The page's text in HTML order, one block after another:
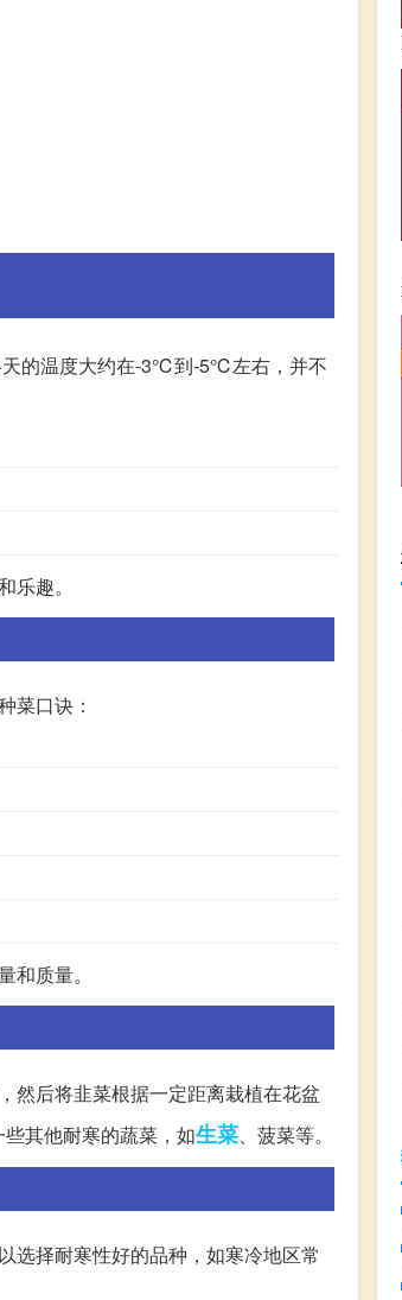
天的温度大约在-3℃到-5℃左右，并不
趣。
菜口诀：
质量。
然后将韭菜根据一定距离栽植在花盆
其他耐寒的蔬菜，如生菜、菠菜等。
选择耐寒性好的品种，如寒冷地区常